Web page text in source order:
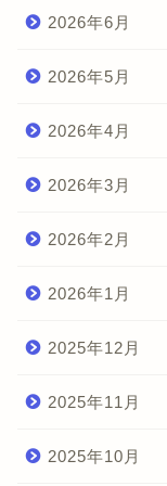
2026年6月
2026年5月
2026年4月
2026年3月
2026年2月
2026年1月
2025年12月
2025年11月
2025年10月